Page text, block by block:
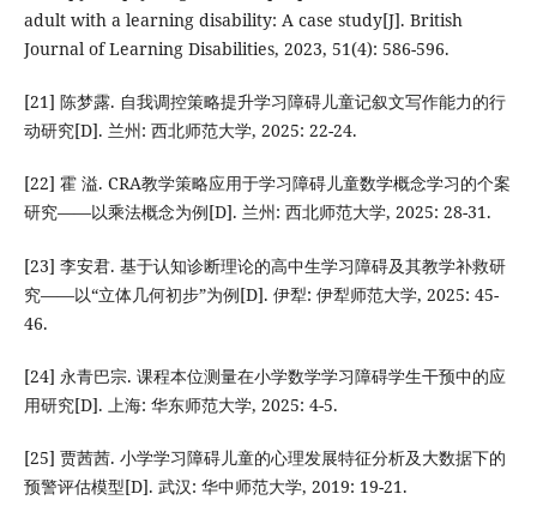
adult with a learning disability: A case study[J]. British
Journal of Learning Disabilities, 2023, 51(4): 586-596.
[21] 陈梦露. 自我调控策略提升学习障碍儿童记叙文写作能力的行
动研究[D]. 兰州: 西北师范大学, 2025: 22-24.
[22] 霍 溢. CRA教学策略应用于学习障碍儿童数学概念学习的个案
研究——以乘法概念为例[D]. 兰州: 西北师范大学, 2025: 28-31.
[23] 李安君. 基于认知诊断理论的高中生学习障碍及其教学补救研
究——以“立体几何初步”为例[D]. 伊犁: 伊犁师范大学, 2025: 45-
46.
[24] 永青巴宗. 课程本位测量在小学数学学习障碍学生干预中的应
用研究[D]. 上海: 华东师范大学, 2025: 4-5.
[25] 贾茜茜. 小学学习障碍儿童的心理发展特征分析及大数据下的
预警评估模型[D]. 武汉: 华中师范大学, 2019: 19-21.